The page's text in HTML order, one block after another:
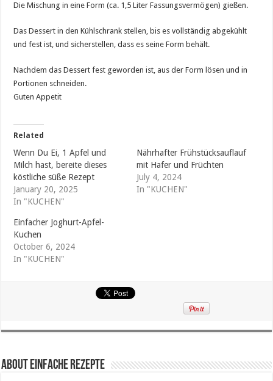
Die Mischung in eine Form (ca. 1,5 Liter Fassungsvermögen) gießen.
Das Dessert in den Kühlschrank stellen, bis es vollständig abgekühlt
und fest ist, und sicherstellen, dass es seine Form behält.
Nachdem das Dessert fest geworden ist, aus der Form lösen und in
Portionen schneiden.
Guten Appetit
Related
Wenn Du Ei, 1 Apfel und
Milch hast, bereite dieses
köstliche süße Rezept
January 20, 2025
In "KUCHEN"
Nährhafter Frühstücksauflauf
mit Hafer und Früchten
July 4, 2024
In "KUCHEN"
Einfacher Joghurt-Apfel-
Kuchen
October 6, 2024
In "KUCHEN"
About Einfache Rezepte